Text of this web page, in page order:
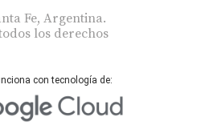
Fe, Argentina.
los derechos
con tecnología de: